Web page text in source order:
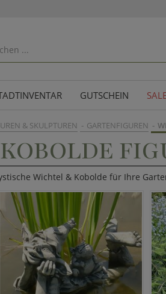
GUTSCHEIN
& SKULPTUREN GARTENFIGUREN
Wichtel & Kobolde für Ihre